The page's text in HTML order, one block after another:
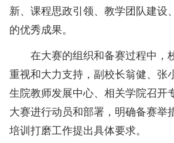
新、课程思政引领、教学团队建设
的优秀成果。
在大赛的组织和备赛过程中，
重视和大力支持， 副校长翁健、张
生院教师发展中心、相关学院召开
大赛进行动员和部署，明确备赛举
培训打磨工作提出具体要求。